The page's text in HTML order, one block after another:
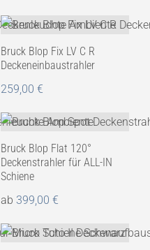
Bruck Blop Fix LV C R
Deckeneinbaustrahler
259,00 €
Bruck Blop Flat 120°
Deckenstrahler für ALL-IN
Schiene
ab 399,00 €